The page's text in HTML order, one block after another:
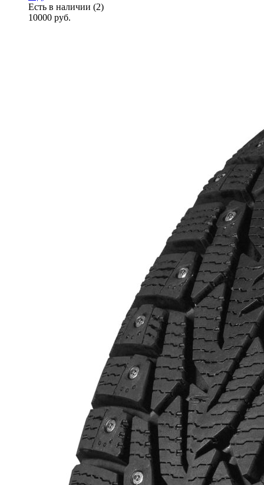
Есть в наличии (2)
10000 руб.